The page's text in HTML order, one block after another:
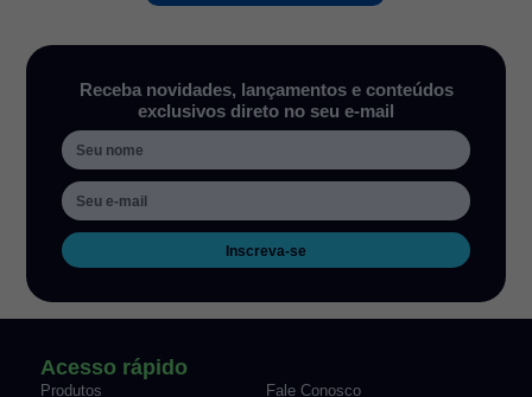
Receba novidades, lançamentos e conteúdos
exclusivos direto no seu e-mail
Inscreva-se
Acesso rápido
Produtos Fale Conosco